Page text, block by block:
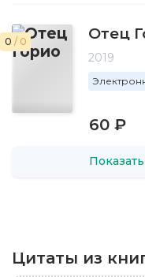
0 / 0 Отец
2019
60 ₽
Цитаты из